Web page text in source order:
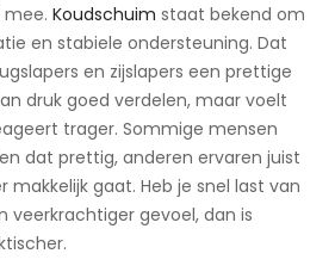
Koudschuim staat bekend om
en stabiele ondersteuning. Dat
en zijslapers een prettige
druk goed verdelen, maar voelt
trager. Sommige mensen
dat prettig, anderen ervaren juist
gaat. Heb je snel last van
veerkrachtiger gevoel, dan is